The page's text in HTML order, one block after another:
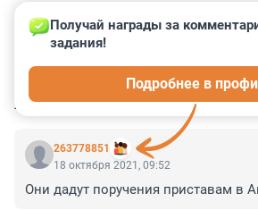
КОММЕНТАРИИ 26
263778851
Получай награды за
задания!
Подробнее в
18 октября 2021, 09:52
Они дадут поручения приставам в